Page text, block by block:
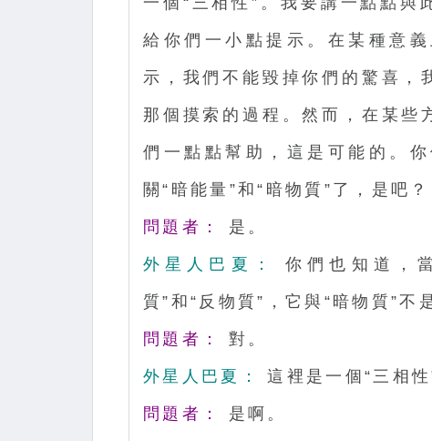
給你們一小點提示。在某種意
示，我們不能毀掉你們的驚喜，
那個摸索的過程。然而，在某些
們一點點幫助，這是可能的。
關“暗能量”和“暗物質”了，是吧？
問題者： 是。
外星人巴夏： 你們也知道，
質”和“反物質”，它與“暗物質”不
問題者： 對。
外星人巴夏： 這裡是一個“三相性
問題者： 是啊。